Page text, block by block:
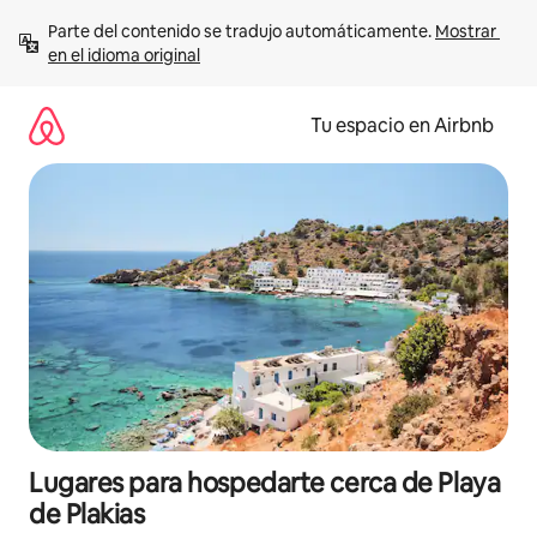
contenido
Parte del contenido se tradujo automáticamente. Mostrar
en el idioma original
Tu espacio en Airbnb
Lugares para hospedarte cerca de Playa
de Plakias